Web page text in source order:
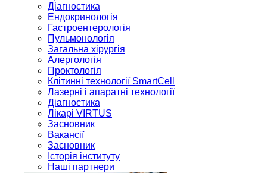
Діагностика
Ендокринологія
Гастроентерологія
Пульмонологія
Загальна хірургія
Алергологія
Проктологія
Клітинні технології SmartCell
Лазерні і апаратні технології
Діагностика
Лікарі VIRTUS
Засновник
Вакансії
Засновник
Історія інституту
Наші партнери